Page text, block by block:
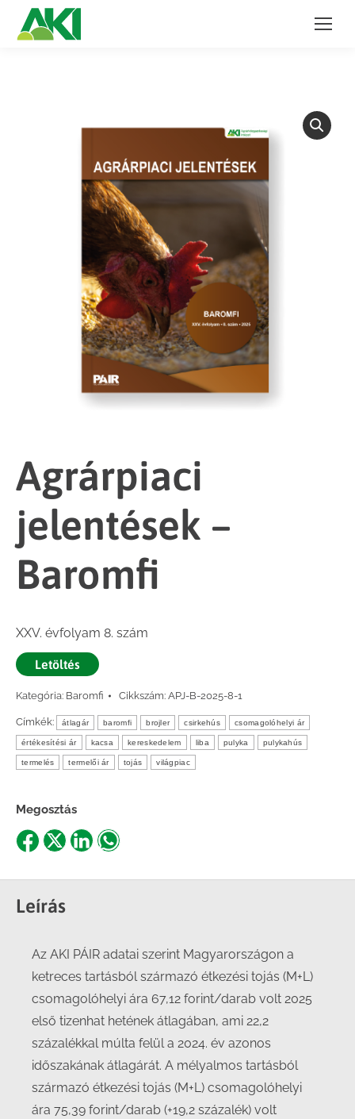
Agrárpiaci
jelentések –
Baromfi
XXV. évfolyam 8. szám
Letöltés
Kategória: Baromfi Cikkszám: APJ-B-2025-8-1
Címkék: átlagár baromfi brojler csirkehús csomagolóhelyi ár
értékesítési ár kacsa kereskedelem liba pulyka pulykahús
termelés termelői ár tojás világpiac
Megosztás
Share
Facebook
Share
X
ShareShare
Leírás
Az AKI PÁIR adatai szerint Magyarországon a
ketreces tartásból származó étkezési tojás (M+L)
csomagolóhelyi ára 67,12 forint/darab volt 2025
első tizenhat hetének átlagában, ami 22,2
százalékkal múlta felül a 2024. év azonos
időszakának átlagárát. A mélyalmos tartásból
származó étkezési tojás (M+L) csomagolóhelyi
ára 75,39 forint/darab (+19,2 százalék) volt